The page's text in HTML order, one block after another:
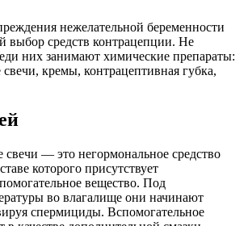
нежелательной беременности
выбор средств контрацепции. Не
них занимают химические препараты:
кремы, контрацептивная губка,
свечи — это негормональное средство
которого присутствует
вещество. Под
во влагалище они начинают
спермициды. Вспомогательное